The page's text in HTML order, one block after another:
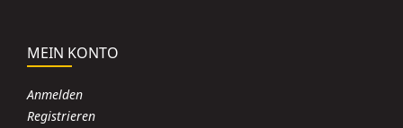
MEIN KONTO
Anmelden
Registrieren